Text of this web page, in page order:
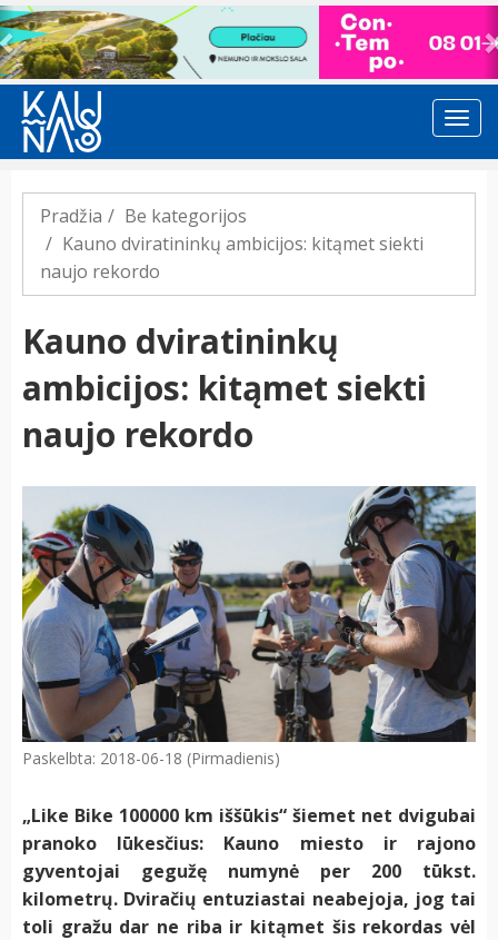
Previous
Pradžia
Be kategorijos
Kauno dviratininkų ambicijos: kitąmet siekti
naujo rekordo
Kauno dviratininkų
ambicijos: kitąmet siekti
naujo rekordo
Paskelbta: 2018-06-18 (Pirmadienis)
„Like Bike 100000 km iššūkis“ šiemet net dvigubai
pranoko lūkesčius: Kauno miesto ir rajono
gyventojai gegužę numynė per 200 tūkst.
kilometrų. Dviračių entuziastai neabejoja, jog tai
toli gražu dar ne riba ir kitąmet šis rekordas vėl